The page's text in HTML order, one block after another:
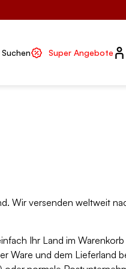
Suchen Super Angebote
Wir versenden weltweit
Ihr Land im
Ware und dem Lieferland